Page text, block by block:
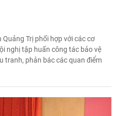
Trị phối hợp với các cơ
nghị tập huấn công tác bảo vệ
tranh, phản bác các quan điểm